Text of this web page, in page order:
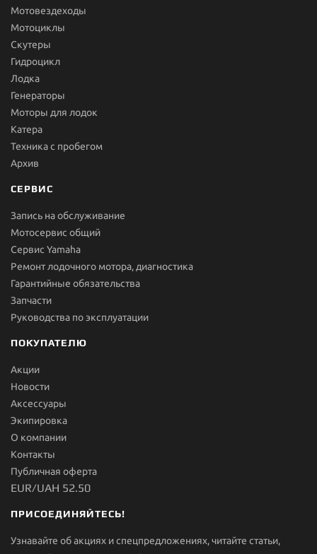
Мотовездеходы
Мотоциклы
Скутеры
Гидроцикл
Лодка
Генераторы
Моторы для лодок
Катера
Техника с пробегом
Архив
СЕРВИС
Запись на обслуживание
Мотосервис общий
Сервис Yamaha
Ремонт лодочного мотора, диагностика
Гарантийные обязательства
Запчасти
Руководства по эксплуатации
ПОКУПАТЕЛЮ
Акции
Новости
Aксессуары
Экипировка
О компании
Контакты
Публичная оферта
EUR/UAH 52.50
ПРИСОЕДИНЯЙТЕСЬ!
Узнавайте об акциях и спецпредложениях, читайте статьи,